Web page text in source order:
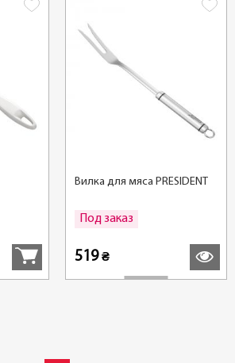
Вилка для мяса PRЕSIDENT
Под заказ
519₴